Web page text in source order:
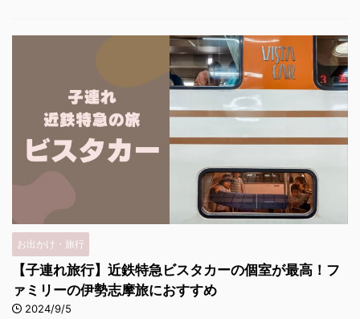
お出かけ・旅行
【子連れ旅行】近鉄特急ビスタカーの個室が最高！フ
ァミリーの伊勢志摩旅におすすめ
2024/9/5